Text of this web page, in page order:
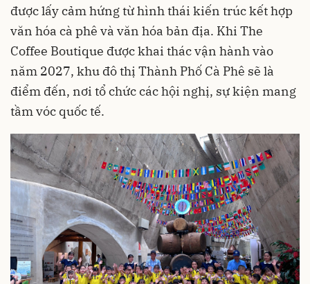
được lấy cảm hứng từ hình thái kiến trúc kết hợp
văn hóa cà phê và văn hóa bản địa. Khi The
Coffee Boutique được khai thác vận hành vào
năm 2027, khu đô thị Thành Phố Cà Phê sẽ là
điểm đến, nơi tổ chức các hội nghị, sự kiện mang
tầm vóc quốc tế.